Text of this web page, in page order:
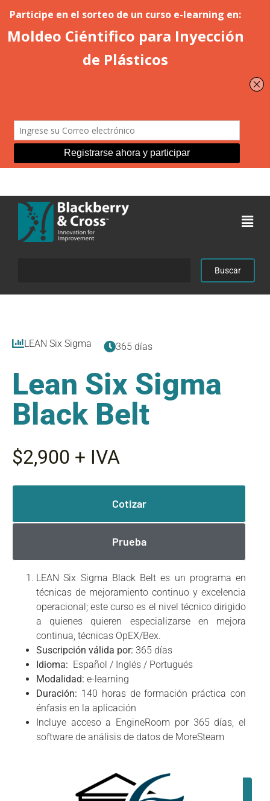
Acceder
LEAN Six Sigma 365 días
Lean Six Sigma
Black Belt
$2,900 + IVA
Cotizar
Prueba
LEAN Six Sigma Black Belt es un programa en
técnicas de mejoramiento continuo y excelencia
operacional; este curso es el nivel técnico dirigido
a quienes quieren especializarse en mejora
continua, técnicas OpEX/Bex.
Suscripción válida por: 365 días
Idioma: Español / Inglés / Portugués
Modalidad: e-learning
Duración: 140 horas de formación práctica con
énfasis en la aplicación
Incluye acceso a EngineRoom por 365 días, el
software de análisis de datos de MoreSteam